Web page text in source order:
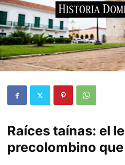
Raíces taínas: el
precolombino